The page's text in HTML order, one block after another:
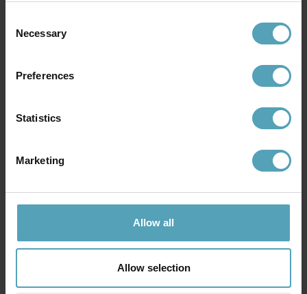
Selection
Necessary
Preferences
Statistics
Marketing
Allow all
Allow selection
TILBUD